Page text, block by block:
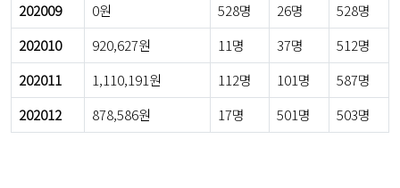
202009
0원 528명 26명
528명
202010
920,627원 11명 37명
512명
202011
1,110,191원 112명 101명
587명
202012
878,586원 17명 501명 503명